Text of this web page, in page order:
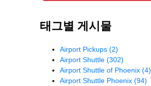
태그별 게시물
Airport Pickups (2)
Airport Shuttle (302)
Airport Shuttle of Phoenix (4)
Airport Shuttle Phoenix (94)